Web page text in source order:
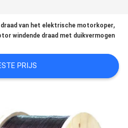
draad van het elektrische motorkoper,
windende draad met duikvermogen
PRIJS